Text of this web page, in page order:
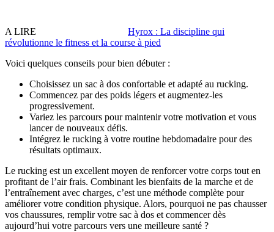
A LIRE
Hyrox : La discipline qui
révolutionne le fitness et la course à pied
Voici quelques conseils pour bien débuter :
Choisissez un sac à dos confortable et adapté au rucking.
Commencez par des poids légers et augmentez-les
progressivement.
Variez les parcours pour maintenir votre motivation et vous
lancer de nouveaux défis.
Intégrez le rucking à votre routine hebdomadaire pour des
résultats optimaux.
Le rucking est un excellent moyen de renforcer votre corps tout en
profitant de l’air frais. Combinant les bienfaits de la marche et de
l’entraînement avec charges, c’est une méthode complète pour
améliorer votre condition physique. Alors, pourquoi ne pas chausser
vos chaussures, remplir votre sac à dos et commencer dès
aujourd’hui votre parcours vers une meilleure santé ?